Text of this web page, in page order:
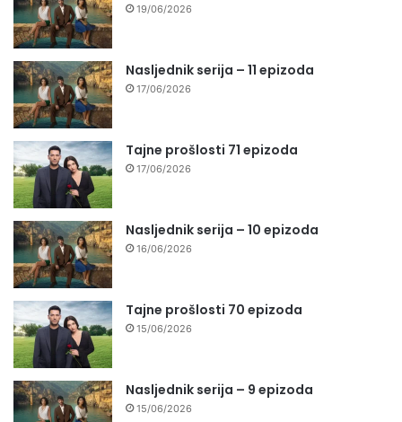
19/06/2026
Nasljednik serija – 11 epizoda
17/06/2026
Tajne prošlosti 71 epizoda
17/06/2026
Nasljednik serija – 10 epizoda
16/06/2026
Tajne prošlosti 70 epizoda
15/06/2026
Nasljednik serija – 9 epizoda
15/06/2026